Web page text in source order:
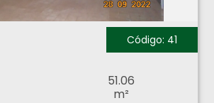
Código: 41
51.06
m²